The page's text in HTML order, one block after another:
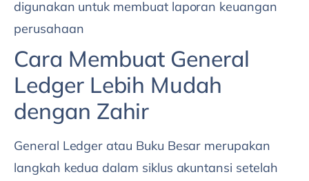
digunakan untuk membuat laporan keuangan
perusahaan
Cara Membuat General
Ledger Lebih Mudah
dengan Zahir
General Ledger atau Buku Besar merupakan
langkah kedua dalam siklus akuntansi setelah